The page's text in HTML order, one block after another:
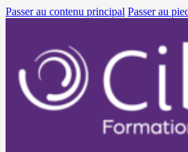
Passer au contenu principal Passer au